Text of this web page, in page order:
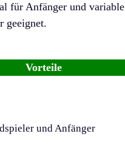
für Anfänger und variable
geeignet.
Vorteile
und Anfänger